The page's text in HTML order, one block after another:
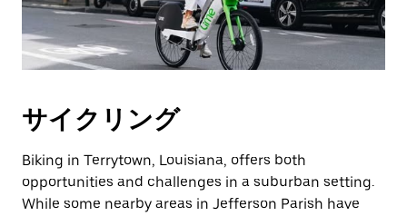
サイクリング
Biking in Terrytown, Louisiana, offers both
opportunities and challenges in a suburban setting.
While some nearby areas in Jefferson Parish have